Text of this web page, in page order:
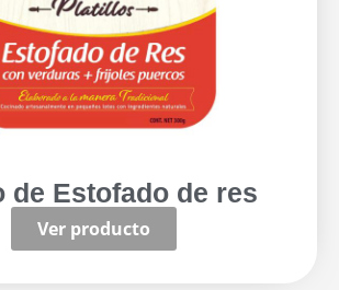
de Estofado de res
Ver producto